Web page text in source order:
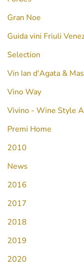
Gran Noe
Guida vini Friuli
Selection
Vin Ian d'Agata &
Vino Way
Vivino - Wine Style
Premi Home
2010
News
2016
2017
2018
2019
2020